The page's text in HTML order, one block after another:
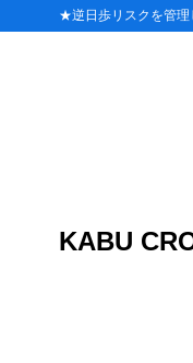
★逆日歩リスクを管
KABU